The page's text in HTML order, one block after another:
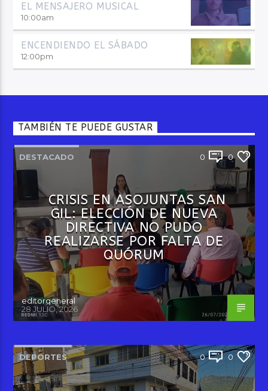
EL MENSAJERO MUSICAL
10:00am
ENCENDIENDO EL SÁBADO
12:00pm
TAMBIÉN TE PUEDE GUSTAR
DESTACADO 0 0
CRISIS EN ASOJUNTAS SAN
GIL: ELECCIÓN DE NUEVA
DIRECTIVA NO PUDO
REALIZARSE POR FALTA DE
QUÓRUM
editorgeneral
28 JULIO, 2026
DEPORTES 0 0